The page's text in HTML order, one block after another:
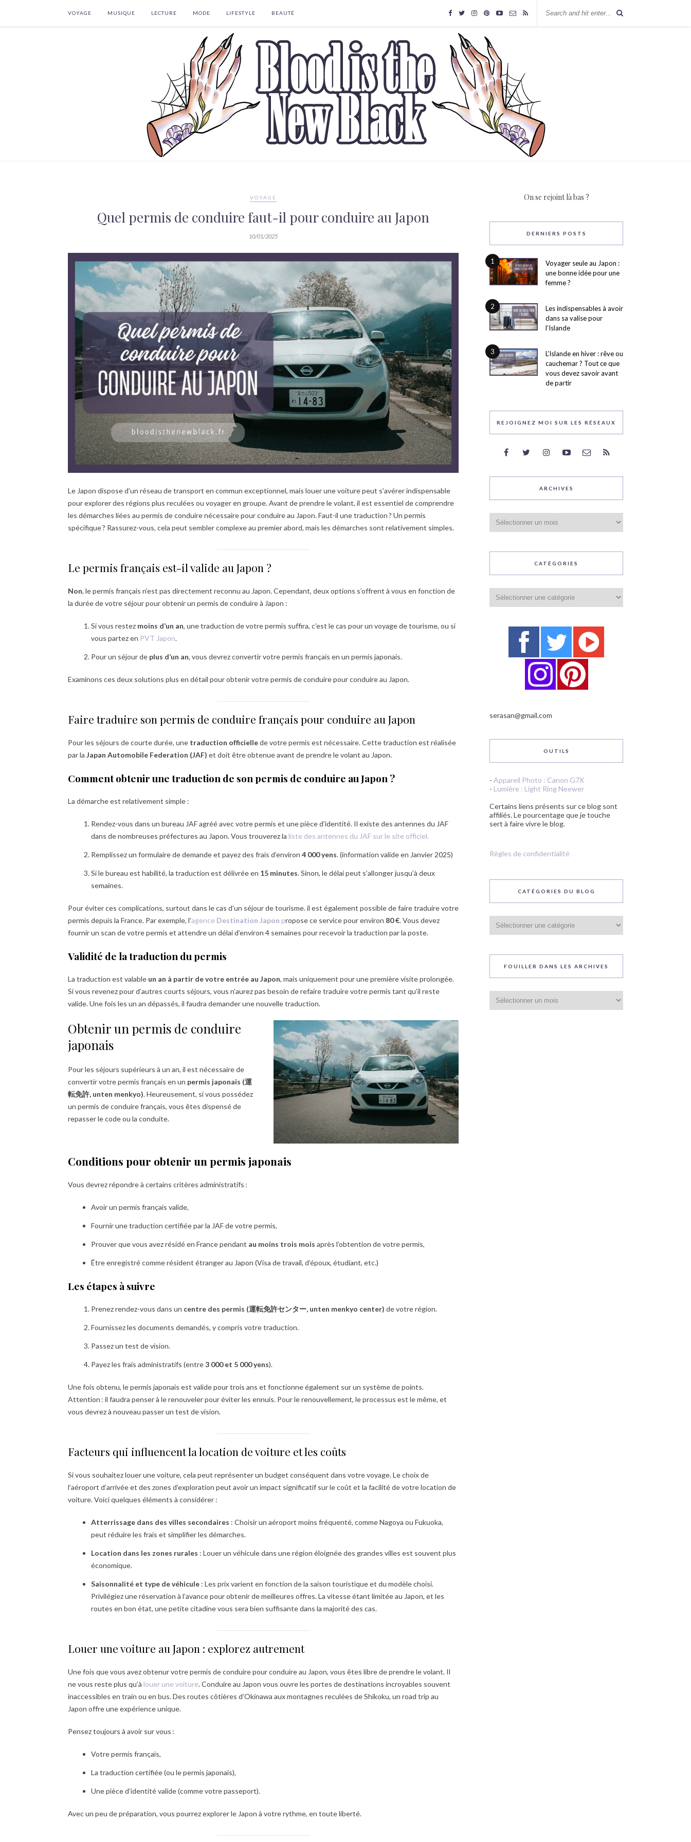
VOYAGE MUSIQUE LECTURE MODE LIFESTYLE BEAUTÉ
VOYAGE
Quel permis de conduire faut-il pour conduire au Japon
10/01/2025
Le Japon dispose d’un réseau de transport en commun exceptionnel, mais louer une voiture peut s’avérer indispensable
pour explorer des régions plus reculées ou voyager en groupe. Avant de prendre le volant, il est essentiel de comprendre
les démarches liées au permis de conduire nécessaire pour conduire au Japon. Faut-il une traduction ? Un permis
spécifique ? Rassurez-vous, cela peut sembler complexe au premier abord, mais les démarches sont relativement simples.
Le permis français est-il valide au Japon ?
Non, le permis français n’est pas directement reconnu au Japon. Cependant, deux options s’offrent à vous en fonction de
la durée de votre séjour pour obtenir un permis de conduire à Japon :
Si vous restez moins d’un an, une traduction de votre permis suffira, c’est le cas pour un voyage de tourisme, ou si
vous partez en PVT Japon.
Pour un séjour de plus d’un an, vous devrez convertir votre permis français en un permis japonais.
Examinons ces deux solutions plus en détail pour obtenir votre permis de conduire pour conduire au Japon.
Faire traduire son permis de conduire français pour conduire au Japon
Pour les séjours de courte durée, une traduction officiellede votre permis est nécessaire. Cette traduction est réalisée
par la Japan Automobile Federation (JAF) et doit être obtenue avant de prendre le volant au Japon.
Comment obtenir une traduction de son permis de conduire au Japon ?
La démarche est relativement simple :
Rendez-vous dans un bureau JAF agréé avec votre permis et une pièce d’identité. Il existe des antennes du JAF
dans de nombreuses préfectures au Japon. Vous trouverez la liste des antennes du JAF sur le site officiel.
Remplissez un formulaire de demande et payez des frais d’environ 4 000 yens. (information valide en Janvier 2025)
Si le bureau est habilité, la traduction est délivrée en 15 minutes. Sinon, le délai peut s’allonger jusqu’à deux
semaines.
Pour éviter ces complications, surtout dans le cas d’un séjour de tourisme. il est également possible de faire traduire votre
permis depuis la France. Par exemple, l’agence Destination Japon propose ce service pour environ 80 €. Vous devez
fournir un scan de votre permis et attendre un délai d’environ 4 semaines pour recevoir la traduction par la poste.
Validité de la traduction du permis
La traduction est valable un an à partir de votre entrée au Japon, mais uniquement pour une première visite prolongée.
Si vous revenez pour d’autres courts séjours, vous n’aurez pas besoin de refaire traduire votre permis tant qu’il reste
valide. Une fois les un an dépassés, il faudra demander une nouvelle traduction.
Obtenir un permis de conduire
japonais
Pour les séjours supérieurs à un an, il est nécessaire de
convertir votre permis français en un permis japonais (運
転免許, unten menkyo). Heureusement, si vous possédez
un permis de conduire français, vous êtes dispensé de
repasser le code ou la conduite.
Conditions pour obtenir un permis japonais
Vous devrez répondre à certains critères administratifs :
Avoir un permis français valide,
Fournir une traduction certifiée par la JAF de votre permis,
Prouver que vous avez résidé en France pendant au moins trois mois après l’obtention de votre permis,
Être enregistré comme résident étranger au Japon (Visa de travail, d’époux, étudiant, etc.)
Les étapes à suivre
Prenez rendez-vous dans un centre des permis (運転免許センター, unten menkyo center) de votre région.
Fournissez les documents demandés, y compris votre traduction.
Passez un test de vision.
Payez les frais administratifs (entre3 000 et 5 000 yens).
Une fois obtenu, le permis japonais est valide pour trois ans et fonctionne également sur un système de points.
Attention : il faudra penser à le renouveler pour éviter les ennuis. Pour le renouvellement, le processus est le même, et
vous devrez à nouveau passer un test de vision.
Facteurs qui influencent la location de voiture et les coûts
Si vous souhaitez louer une voiture, cela peut représenter un budget conséquent dans votre voyage. Le choix de
l’aéroport d’arrivée et des zones d’exploration peut avoir un impact significatif sur le coût et la facilité de votre location de
voiture. Voici quelques éléments à considérer :
Atterrissage dans des villes secondaires : Choisir un aéroport moins fréquenté, comme Nagoya ou Fukuoka,
peut réduire les frais et simplifier les démarches.
Location dans les zones rurales : Louer un véhicule dans une région éloignée des grandes villes est souvent plus
économique.
Saisonnalité et type de véhicule : Les prix varient en fonction de la saison touristique et du modèle choisi.
Privilégiez une réservation à l’avance pour obtenir de meilleures offres. La vitesse étant limitée au Japon, et les
routes en bon état, une petite citadine vous sera bien suffisante dans la majorité des cas.
Louer une voiture au Japon : explorez autrement
Une fois que vous avez obtenur votre permis de conduire pour conduire au Japon, vous êtes libre de prendre le volant. Il
ne vous reste plus qu’à louer une voiture. Conduire au Japon vous ouvre les portes de destinations incroyables souvent
inaccessibles en train ou en bus. Des routes côtières d’Okinawa aux montagnes reculées de Shikoku, un road trip au
Japon offre une expérience unique.
Pensez toujours à avoir sur vous :
Votre permis français,
La traduction certifiée (ou le permis japonais),
Une pièce d’identité valide (comme votre passeport).
Avec un peu de préparation, vous pourrez explorer le Japon à votre rythme, en toute liberté.
On se rejoint là bas ?
DERNIERS POSTS
1
Voyager seule au Japon :
une bonne idée pour une
femme ?
2
Les indispensables à avoir
dans sa valise pour
l’Islande
3
L’Islande en hiver : rêve ou
cauchemar ? Tout ce que
vous devez savoir avant
de partir
REJOIGNEZ MOI SUR LES RÉSEAUX
ARCHIVES
CATÉGORIES
serasan@gmail.com
OUTILS
- Appareil Photo : Canon G7X
- Lumière : Light Ring Neewer
Certains liens présents sur ce blog sont
affiliés. Le pourcentage que je touche
sert à faire vivre le blog.
Règles de confidentialité
CATÉGORIES DU BLOG
du
blog
FOUILLER DANS LES ARCHIVES
dans
les